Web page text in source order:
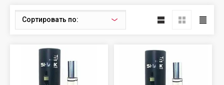
Сортировать по: